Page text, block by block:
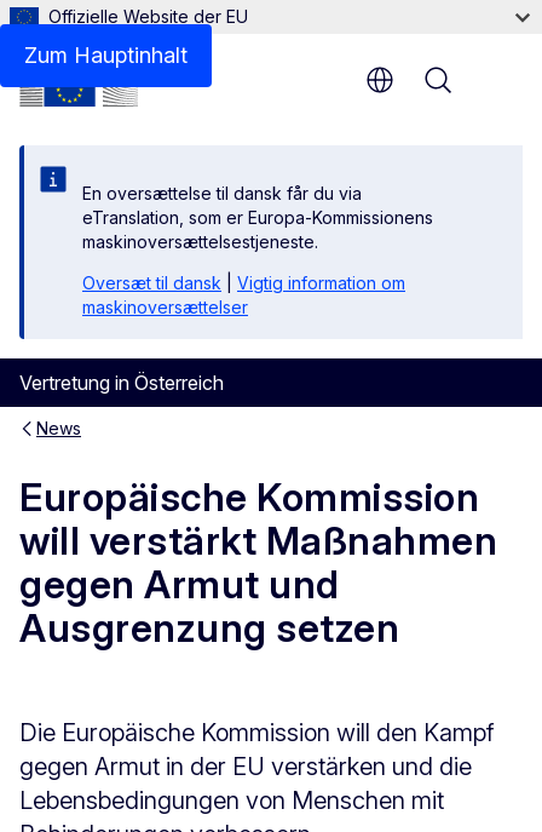
Zum Hauptinhalt
Offizielle Website der EU
En oversættelse til dansk får du via
eTranslation, som er Europa-Kommissionens
maskinoversættelsestjeneste.
Oversæt til dansk
Vigtig information om
maskinoversættelser
Vertretung in Österreich
Menu
News
Europäische Kommission
will verstärkt Maßnahmen
gegen Armut und
Ausgrenzung setzen
Die Europäische Kommission will den Kampf
gegen Armut in der EU verstärken und die
Lebensbedingungen von Menschen mit